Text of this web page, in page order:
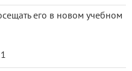
его в новом учебном